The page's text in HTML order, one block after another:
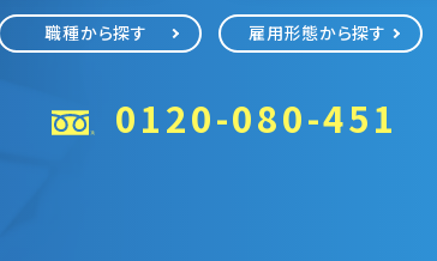
職種から探す 雇用形態から探す
0120-080-451